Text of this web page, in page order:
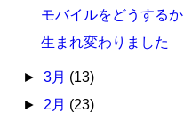
モバイルをどうするか
生まれ変わりました
►3月 (13)
► 2月 (23)